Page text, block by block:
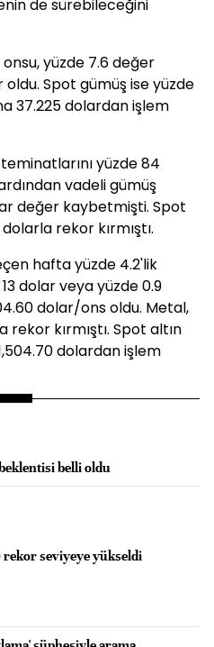
de sürebileceğini
yüzde 7.6 değer
Spot gümüş ise yüzde
37.225 dolardan işlem
yüzde 84
vadeli gümüş
değer kaybetmişti. Spot
rekor kırmıştı.
hafta yüzde 4.2'lik
dolar veya yüzde 0.9
dolar/ons oldu. Metal,
rekor kırmıştı. Spot altın
dolardan işlem
belli oldu
rekor seviyeye yükseldi